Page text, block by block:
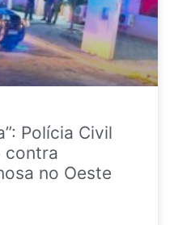
Polícia Civil
contra
no Oeste